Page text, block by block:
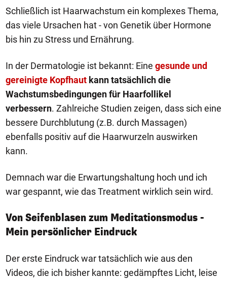
Schließlich ist Haarwachstum ein komplexes Thema,
das viele Ursachen hat - von Genetik über Hormone
bis hin zu Stress und Ernährung.
In der Dermatologie ist bekannt: Eine gesunde und
gereinigte Kopfhaut kann tatsächlich die
Wachstumsbedingungen für Haarfollikel
verbessern. Zahlreiche Studien zeigen, dass sich eine
bessere Durchblutung (z.B. durch Massagen)
ebenfalls positiv auf die Haarwurzeln auswirken
kann.
Demnach war die Erwartungshaltung hoch und ich
war gespannt, wie das Treatment wirklich sein wird.
Von Seifenblasen zum Meditationsmodus -
Mein persönlicher Eindruck
Der erste Eindruck war tatsächlich wie aus den
Videos, die ich bisher kannte: gedämpftes Licht, leise